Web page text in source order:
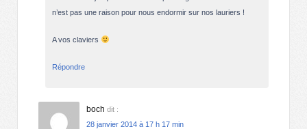
n’est pas une raison pour nous endormir sur nos lauriers !
A vos claviers
Répondre
boch dit :
28 janvier 2014 à 17 h 17 min